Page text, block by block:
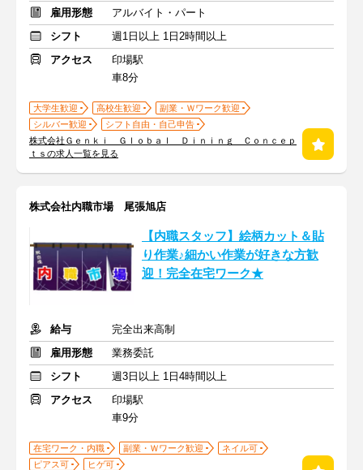
雇用形態
アルバイト・パート
シフト
週1日以上 1日2時間以上
アクセス
印場駅
車8分
大学生歓迎 高校生歓迎
副業・Ｗワーク歓迎
シルバー歓迎
シフト自由・自己申告
株式会社Ｇｅｎｋｉ Ｇｌｏｂａｌ Ｄｉｎｉｎｇ Ｃｏｎｃｅｐ
ｔｓの求人一覧を見る
株式会社内職市場 尾張旭店
【内職スタッフ】絵柄カット＆貼
り作業♪細かい作業が好きな方歓
迎！完全在宅ワーク★
給与
完全出来高制
雇用形態
業務委託
シフト
週3日以上 1日4時間以上
アクセス
印場駅
車9分
在宅ワーク・内職 副業・Ｗワーク歓迎
ネイル可
ピアス可
ヒゲ可